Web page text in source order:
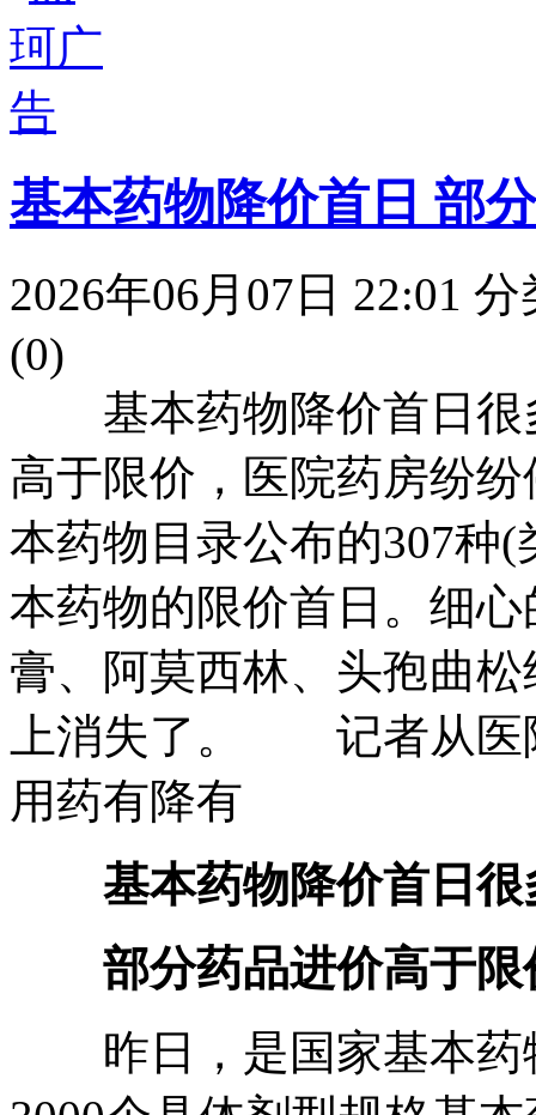
基本药物降价首日 部
2026年06月07日 22:01 分
(0)
基本药物降价首日
高于限价，医院药房纷
本药物目录公布的307种
本药物的限价首日。细
膏、阿莫西林、头孢曲
上消失了。 记者从医
用药有降有
基本药物降价首日很
部分药品进价高于限
昨日，是国家基本药